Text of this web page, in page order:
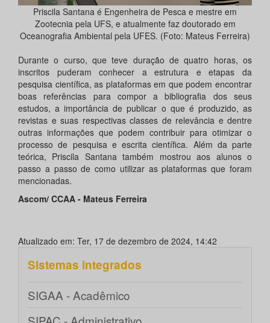
Priscila Santana é Engenheira de Pesca e mestre em
Zootecnia pela UFS, e atualmente faz doutorado em
Oceanografia Ambiental pela UFES. (Foto: Mateus Ferreira)
Durante o curso, que teve duração de quatro horas, os
inscritos puderam conhecer a estrutura e etapas da
pesquisa científica, as plataformas em que podem encontrar
boas referências para compor a bibliografia dos seus
estudos, a importância de publicar o que é produzido, as
revistas e suas respectivas classes de relevância e dentre
outras informações que podem contribuir para otimizar o
processo de pesquisa e escrita científica. Além da parte
teórica, Priscila Santana também mostrou aos alunos o
passo a passo de como utilizar as plataformas que foram
mencionadas.
Ascom/ CCAA - Mateus Ferreira
Atualizado em: Ter, 17 de dezembro de 2024, 14:42
Sistemas integrados
SIGAA - Acadêmico